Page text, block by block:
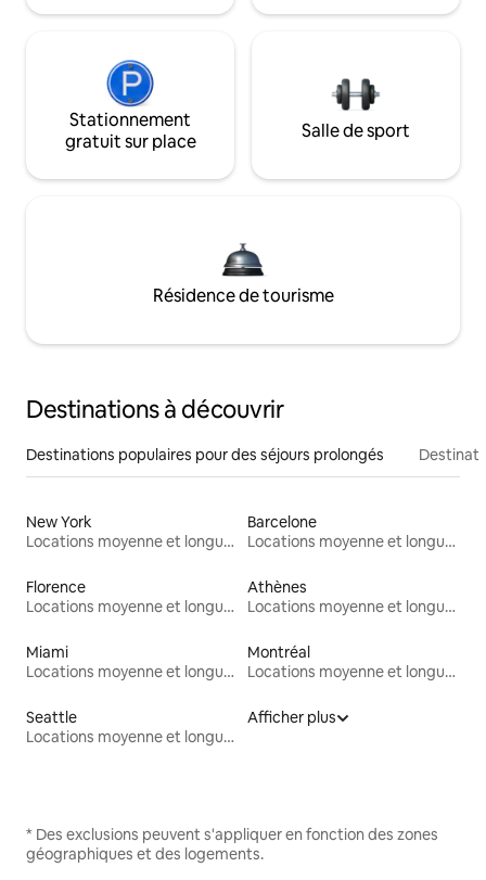
Stationnement
gratuit sur place
Salle de sport
Résidence de tourisme
Destinations à découvrir
Destinations populaires pour des séjours prolongés
New York
Locations moyenne et longue durée
Barcelone
Locations moyenne et longue durée
Florence
Locations moyenne et longue durée
Athènes
Locations moyenne et longue durée
Miami
Locations moyenne et longue durée
Montréal
Locations moyenne et longue durée
Seattle
Locations moyenne et longue durée
Afficher plus
* Des exclusions peuvent s'appliquer en fonction des zones
géographiques et des logements.